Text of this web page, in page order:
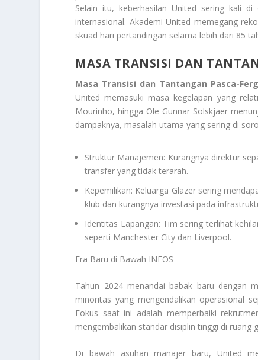
Selain itu, keberhasilan United sering kali
internasional. Akademi United memegang
skuad hari pertandingan selama lebih dari 85
MASA TRANSISI DAN
Masa Transisi dan Tantangan Pasca-
United memasuki masa kegelapan yang
Mourinho, hingga Ole Gunnar Solskjaer
dampaknya, masalah utama yang sering di
Struktur Manajemen: Kurangnya direktur
transfer yang tidak terarah.
Kepemilikan: Keluarga Glazer sering
klub dan kurangnya investasi pada
Identitas Lapangan: Tim sering terlihat
seperti Manchester City dan Liverpool.
Era Baru di Bawah INEOS
Tahun 2024 menandai babak baru dengan
minoritas yang mengendalikan operasional
Fokus saat ini adalah memperbaiki
mengembalikan standar disiplin tinggi di ruang
Di bawah asuhan manajer baru, United